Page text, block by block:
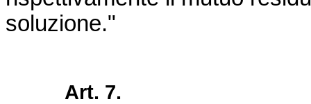
soluzione."
Art. 7.